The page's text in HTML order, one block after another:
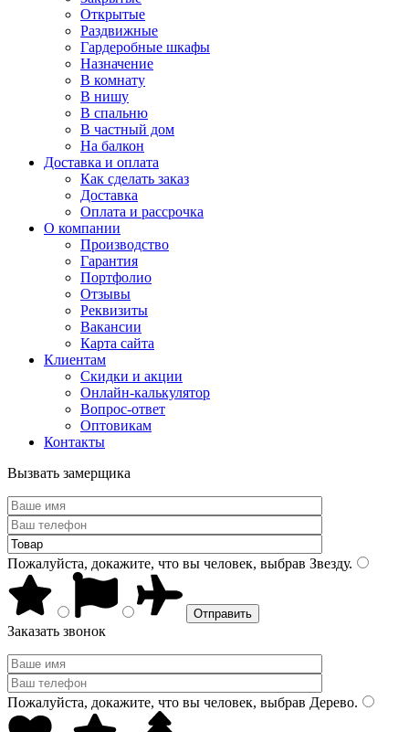
Открытые
Раздвижные
Гардеробные шкафы
Назначение
В комнату
В нишу
В спальню
В частный дом
На балкон
Доставка и оплата
Как сделать заказ
Доставка
Оплата и рассрочка
О компании
Производство
Гарантия
Портфолио
Отзывы
Реквизиты
Вакансии
Карта сайта
Клиентам
Скидки и акции
Онлайн-калькулятор
Вопрос-ответ
Оптовикам
Контакты
Вызвать замерщика
Пожалуйста, докажите, что вы человек, выбрав Звезду.
Заказать звонок
Пожалуйста, докажите, что вы человек, выбрав Дерево.